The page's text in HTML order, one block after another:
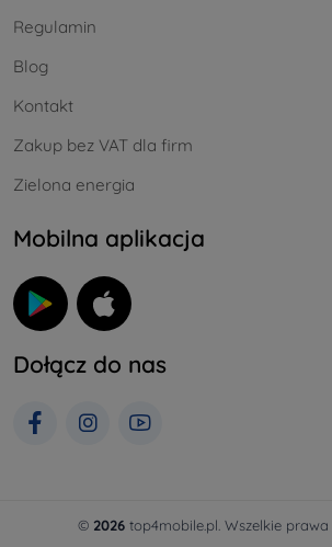
Regulamin
Blog
Kontakt
Zakup bez VAT dla firm
Zielona energia
Mobilna aplikacja
Dołącz do nas
© 2026 top4mobile.pl. Wszelkie prawa